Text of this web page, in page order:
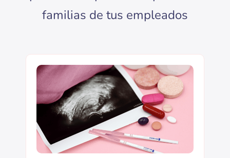
familias de tus empleados